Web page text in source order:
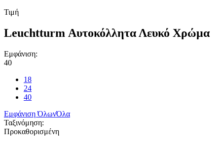
Τιμή
Leuchtturm Αυτοκόλλητα Λευκό Χρώμα
Εμφάνιση:
40
18
24
40
Εμφάνιση ΌλωνΌλα
Ταξινόμηση:
Προκαθορισμένη